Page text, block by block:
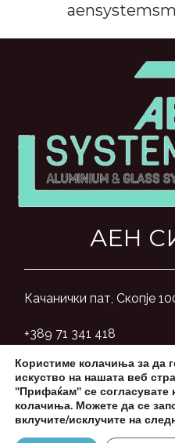
АЕН
Качанички пат, Скопје
+389 71 341 418
Користиме колачиња за да
искуство на нашата веб
"Прифаќам" се согласувате
колачиња. Можете да се
вклучите/исклучите на